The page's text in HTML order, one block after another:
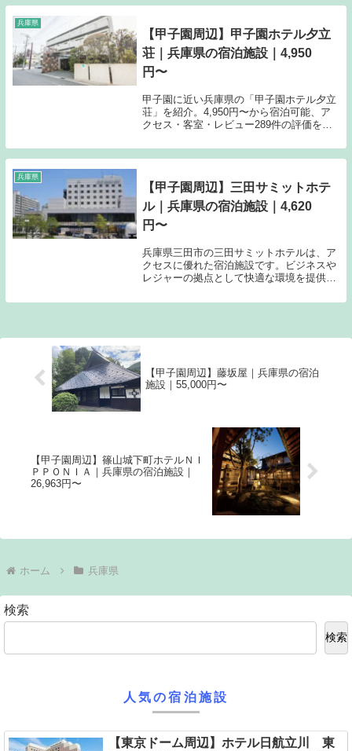
能。料金は5,800円から。
兵庫県
【甲子園周辺】甲子園ホテル夕立
荘｜兵庫県の宿泊施設｜4,950
円〜
甲子園に近い兵庫県の「甲子園ホテル夕立
荘」を紹介。4,950円〜から宿泊可能、ア
クセス・客室・レビュー289件の評価をま
おすすめ。
兵庫県
【甲子園周辺】三田サミットホテ
ル｜兵庫県の宿泊施設｜4,620
円〜
兵庫県三田市の三田サミットホテルは、ア
クセスに優れた宿泊施設です。ビジネスや
レジャーの拠点として快適な環境を提供い
は、楽天トラベルのサイトにてご確認くだ
【甲子園周辺】藤坂屋｜兵庫県の宿泊
施設｜55,000円〜
【甲子園周辺】篠山城下町ホテルＮＩ
ＰＰＯＮＩＡ｜兵庫県の宿泊施設｜
26,963円〜
ホーム 兵庫県
検索
検索
人気の宿泊施設
【東京ドーム周辺】ホテル日航立川 東